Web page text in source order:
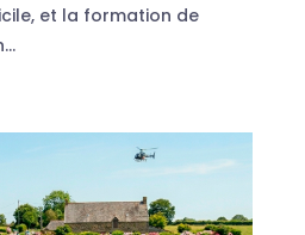
et la formation de